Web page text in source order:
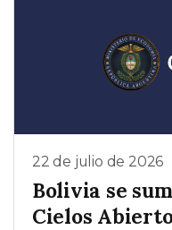
22 de julio de 2026
Bolivia se
Cielos